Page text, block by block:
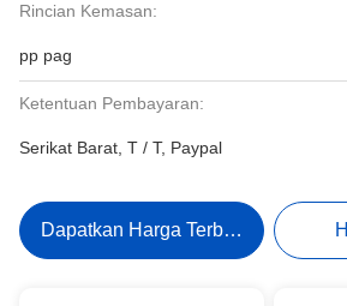
Rincian Kemasan:
pp pag
Ketentuan Pembayaran:
Serikat Barat, T / T, Paypal
Dapatkan Harga Terbaik